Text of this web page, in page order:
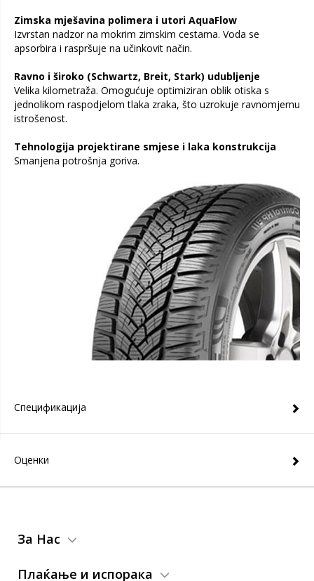
Zimska mješavina polimera i utori AquaFlow
Izvrstan nadzor na mokrim zimskim cestama. Voda se
apsorbira i raspršuje na učinkovit način.
Ravno i široko (Schwartz, Breit, Stark) udubljenje
Velika kilometraža. Omogućuje optimiziran oblik otiska s
jednolikom raspodjelom tlaka zraka, što uzrokuje ravnomjernu
istrošenost.
Tehnologija projektirane smjese i laka konstrukcija
Smanjena potrošnja goriva.
Спецификација
Оценки
За Нас
Плаќање и испорака